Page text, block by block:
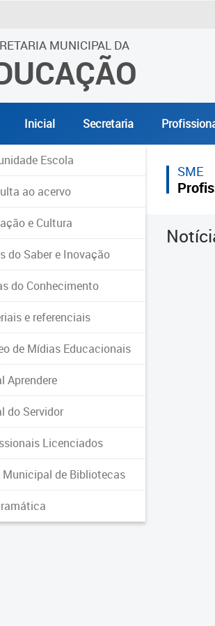
MUNICIPAL DA
Inicial Secretaria
Escola
ao acervo
e Cultura
do Saber e Inovação
do Conhecimento
e referenciais
de Mídias Educacionais
Aprendere
do Servidor
Licenciados
Municipal de Bibliotecas
SME